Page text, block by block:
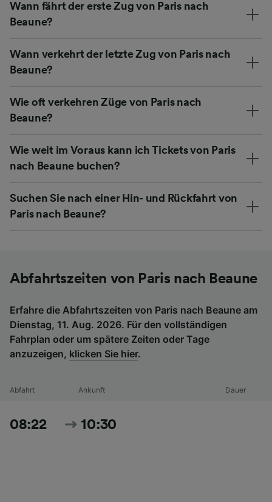
Wann fährt der erste Zug von Paris nach
Beaune?
Wann verkehrt der letzte Zug von Paris nach
Beaune?
Wie oft verkehren Züge von Paris nach
Beaune?
Wie weit im Voraus kann ich Tickets von Paris
nach Beaune buchen?
Suchen Sie nach einer Hin- und Rückfahrt von
Paris nach Beaune?
Abfahrtszeiten von Paris nach Beaune
Erfahre die Abfahrtszeiten von Paris nach Beaune am
Dienstag, 11. Aug. 2026. Für den vollständigen
Fahrplan oder um spätere Zeiten oder Tage
anzuzeigen, klicken Sie hier.
Abfahrt Ankunft Dauer
08:22 10:30